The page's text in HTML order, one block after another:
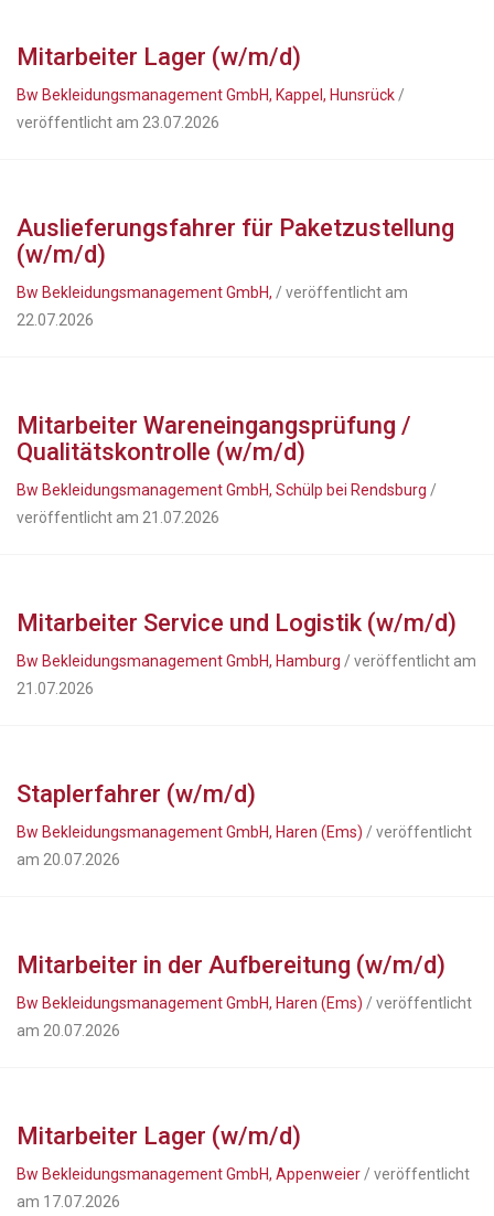
Mitarbeiter Lager (w/m/d)
Bw Bekleidungsmanagement GmbH, Kappel, Hunsrück /
veröffentlicht am 23.07.2026
Auslieferungsfahrer für Paketzustellung
(w/m/d)
Bw Bekleidungsmanagement GmbH, / veröffentlicht am
22.07.2026
Mitarbeiter Wareneingangsprüfung /
Qualitätskontrolle (w/m/d)
Bw Bekleidungsmanagement GmbH, Schülp bei Rendsburg /
veröffentlicht am 21.07.2026
Mitarbeiter Service und Logistik (w/m/d)
Bw Bekleidungsmanagement GmbH, Hamburg / veröffentlicht am
21.07.2026
Staplerfahrer (w/m/d)
Bw Bekleidungsmanagement GmbH, Haren (Ems) / veröffentlicht
am 20.07.2026
Mitarbeiter in der Aufbereitung (w/m/d)
Bw Bekleidungsmanagement GmbH, Haren (Ems) / veröffentlicht
am 20.07.2026
Mitarbeiter Lager (w/m/d)
Bw Bekleidungsmanagement GmbH, Appenweier / veröffentlicht
am 17.07.2026